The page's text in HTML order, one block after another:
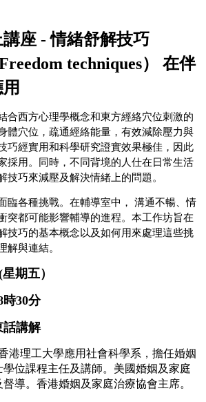
座 - 情緒舒解技巧
techniques） 在伴
合西方心理學概念和東方經絡穴位刺激的
體穴位，疏通經絡能量，有效減除壓力與
巧經實用和科學研究證實效果極佳，因此
採用。同時，不同背境的人仕在日常生活
技巧來減壓及解決情緒上的問題。
臨各種挑戰。在輔導室中， 溝通不暢、情
突都可能影響輔導的進程。本工作坊旨在
技巧的基本概念以及如何用來處理這些挑
解與連結。
期五）
時30分
話講解
港理工大學應用社會科學系，擔任婚姻
位課程主任及講師。美國婚姻及家庭
導。香港婚姻及家庭治療協會主席。